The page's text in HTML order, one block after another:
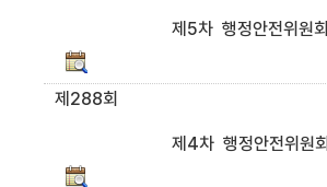
제5차 행정안전위원회
제288회
제4차 행정안전위원회